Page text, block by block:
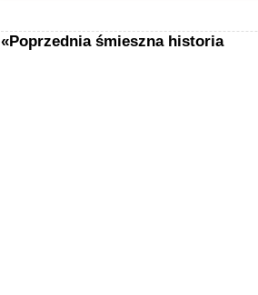
«Poprzednia śmieszna historia